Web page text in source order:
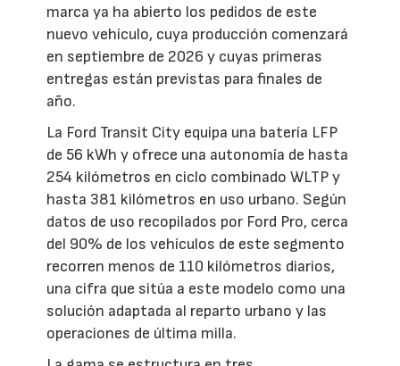
marca ya ha abierto los pedidos de este
nuevo vehículo, cuya producción comenzará
en septiembre de 2026 y cuyas primeras
entregas están previstas para finales de
año.
La Ford Transit City equipa una batería LFP
de 56 kWh y ofrece una autonomía de hasta
254 kilómetros en ciclo combinado WLTP y
hasta 381 kilómetros en uso urbano. Según
datos de uso recopilados por Ford Pro, cerca
del 90% de los vehículos de este segmento
recorren menos de 110 kilómetros diarios,
una cifra que sitúa a este modelo como una
solución adaptada al reparto urbano y las
operaciones de última milla.